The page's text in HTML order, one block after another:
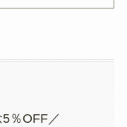
％OFF／